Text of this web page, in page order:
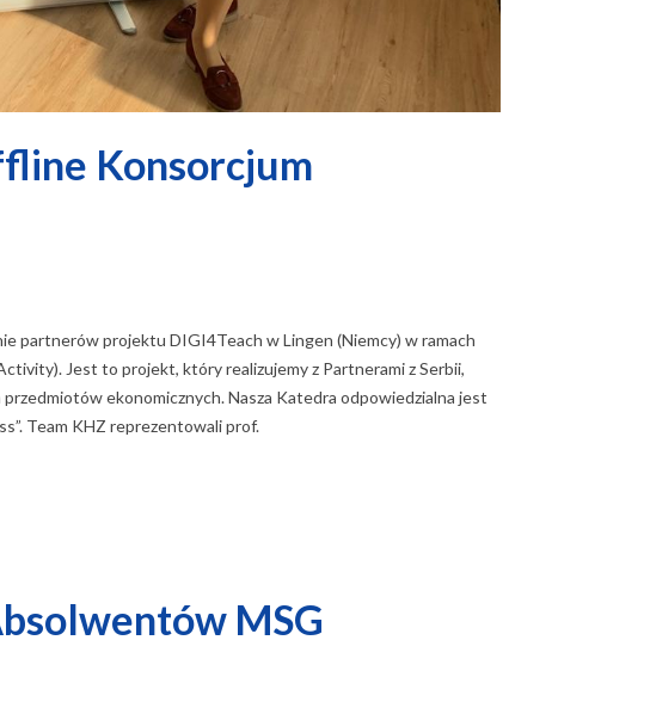
Konsorcjum
partnerów projektu DIGI4Teach w Lingen (Niemcy) w ramach
Jest to projekt, który realizujemy z Partnerami z Serbii,
ekonomicznych. Nasza Katedra odpowiedzialna jest
Team KHZ reprezentowali prof.
MSG